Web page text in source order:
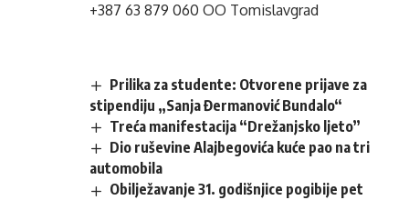
+387 63 879 060 OO Tomislavgrad
Prilika za studente: Otvorene prijave za
stipendiju „Sanja Đermanović Bundalo“
Treća manifestacija “Drežanjsko ljeto”
Dio ruševine Alajbegovića kuće pao na tri
automobila
Obilježavanje 31. godišnjice pogibije pet